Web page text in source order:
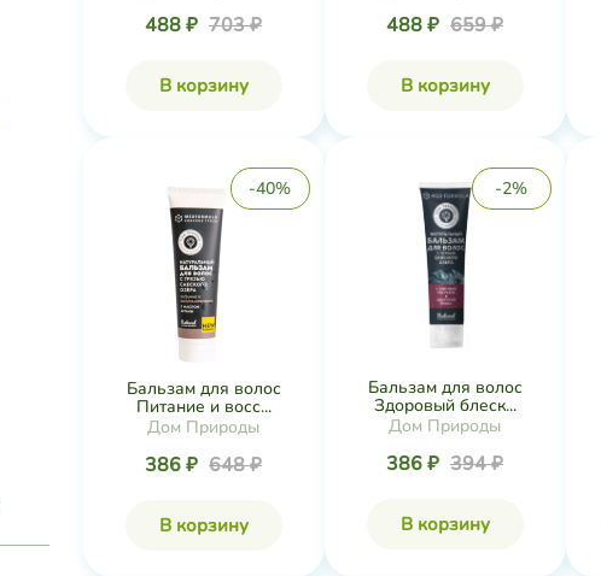
488 ₽ 703 ₽
В корзину
488 ₽ 659 ₽
В корзину
-40%
Бальзам для волос
Питание и восс...
Дом Природы
386 ₽ 648 ₽
В корзину
-2%
Бальзам для волос
Здоровый блеск...
Дом Природы
386 ₽ 394 ₽
В корзину